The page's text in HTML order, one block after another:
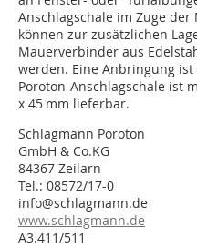
Anschlagschale im Zuge
können zur zusätzlichen
Mauerverbinder aus
werden. Eine Anbringung
Poroton-Anschlagschale ist
x 45 mm lieferbar.
Schlagmann Poroton
GmbH & Co.KG
84367 Zeilarn
Tel.: 08572/17-0
info@schlagmann.de
www.schlagmann.de
A3.411/511